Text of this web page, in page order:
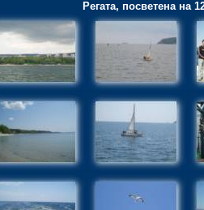
Регата, посветена на